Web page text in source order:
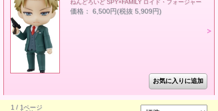
ねんどろいど SPY×FAMILY ロイド・フォージャー
価格： 6,500円(税抜 5,909円)
1 / 1ページ